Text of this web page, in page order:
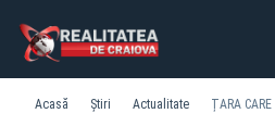
Acasă Știri Actualitate